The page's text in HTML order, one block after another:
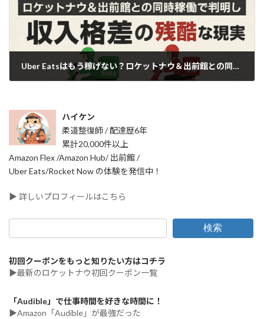
Uber Eatsはもう稼げない？ロケットナウ＆出前館との同時稼働で判明した「収入格差の残酷な現実」
ハイケン
柔道整復師 / 配達歴6年
累計20,000件以上
Amazon Flex /Amazon Hub/ 出前館 /
Uber Eats/Rocket Now の体験を発信中！
▶ 詳しいプロフィールはこちら
検索
初回クーポンをもっと知りたい方はコチラ
▶最新のロケットナウ初回クーポン一覧
「Audible」で仕事時間を好きな時間に！
▶Amazon「Audible」が最強だった